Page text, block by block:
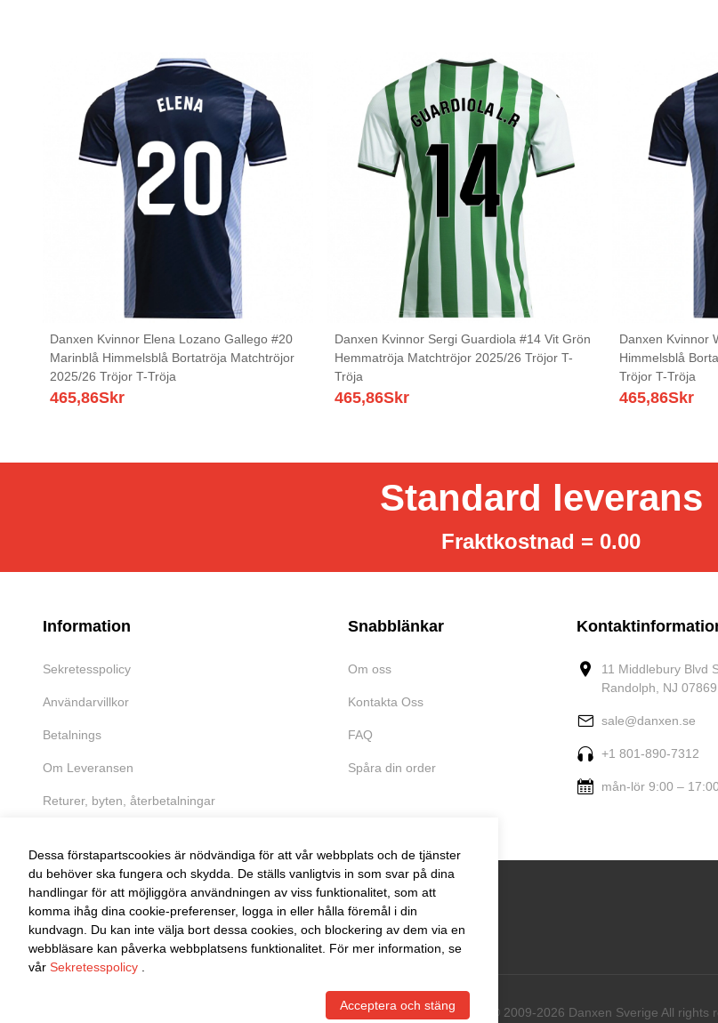
Danxen Kvinnor Elena Lozano Gallego #20
Marinblå Himmelsblå Bortatröja Matchtröjor
2025/26 Tröjor T-Tröja
465,86Skr
Danxen Kvinnor Sergi Guardiola #14 Vit Grön
Hemmatröja Matchtröjor 2025/26 Tröjor T-
Tröja
465,86Skr
Danxen Kvinnor
Himmelsblå
Tröjor T-Tröja
465,86Skr
Standard leverans
Fraktkostnad = 0.00
Information
Sekretesspolicy
Användarvillkor
Betalnings
Om Leveransen
Returer, byten, återbetalningar
Snabblänkar
Om oss
Kontakta Oss
FAQ
Spåra din order
11 Middlebury Blvd
Randolph, NJ
sale@danxen.se
+1 801-890-7312
mån-lör 9:00 –
FRI RETUR
Enkel retur inom 30 dagar
Copyright © 2009-2026 Danxen Sverige All rights
Dessa förstapartscookies är nödvändiga för att vår webbplats och de tjänster
du behöver ska fungera och skydda. De ställs vanligtvis in som svar på dina
handlingar för att möjliggöra användningen av viss funktionalitet, som att
komma ihåg dina cookie-preferenser, logga in eller hålla föremål i din
kundvagn. Du kan inte välja bort dessa cookies, och blockering av dem via en
webbläsare kan påverka webbplatsens funktionalitet. För mer information, se
vår Sekretesspolicy
Acceptera och stäng